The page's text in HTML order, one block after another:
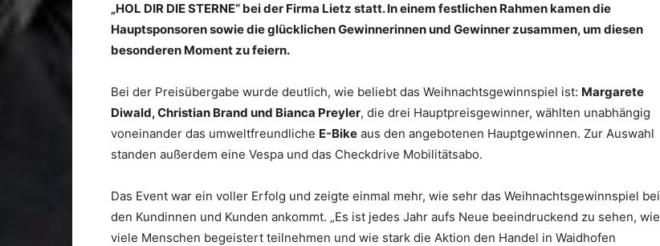
„HOL DIR DIE STERNE“ bei der Firma Lietz statt. In einem festlichen Rahmen kamen die
Hauptsponsoren sowie die glücklichen Gewinnerinnen und Gewinner zusammen, um diesen
besonderen Moment zu feiern.
Bei der Preisübergabe wurde deutlich, wie beliebt das Weihnachtsgewinnspiel ist: Margarete
Diwald, Christian Brand und Bianca Preyler, die drei Hauptpreisgewinner, wählten unabhängig
voneinander das umweltfreundliche E-Bike aus den angebotenen Hauptgewinnen. Zur Auswahl
standen außerdem eine Vespa und das Checkdrive Mobilitätsabo.
Das Event war ein voller Erfolg und zeigte einmal mehr, wie sehr das Weihnachtsgewinnspiel bei
den Kundinnen und Kunden ankommt. „Es ist jedes Jahr aufs Neue beeindruckend zu sehen, wie
viele Menschen begeistert teilnehmen und wie stark die Aktion den Handel in Waidhofen